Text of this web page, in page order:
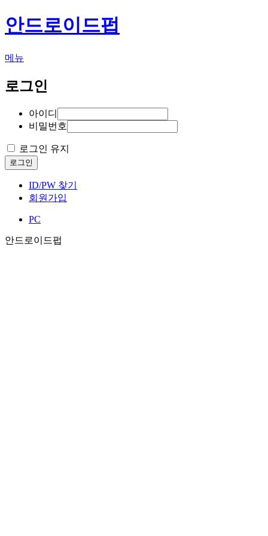
안드로이드펍
메뉴
로그인
아이디
비밀번호
로그인 유지
로그인
ID/PW 찾기
회원가입
PC
안드로이드펍